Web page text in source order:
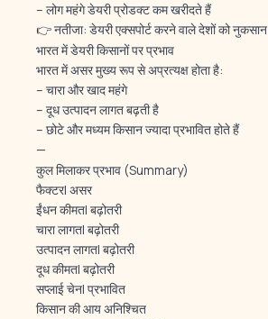
– लोग महंगे डेयरी प्रोडक्ट कम खरीदते हैं
👉 नतीजा: डेयरी एक्सपोर्ट करने वाले देशों को नुकसान
भारत में डेयरी किसानों पर प्रभाव
भारत में असर मुख्य रूप से अप्रत्यक्ष होता है:
– चारा और खाद महंगे
– दूध उत्पादन लागत बढ़ती है
– छोटे और मध्यम किसान ज्यादा प्रभावित होते हैं
—
कुल मिलाकर प्रभाव (Summary)
फैक्टर| असर
ईंधन कीमत| बढ़ोतरी
चारा लागत| बढ़ोतरी
उत्पादन लागत| बढ़ोतरी
दूध कीमत| बढ़ोतरी
सप्लाई चेन| प्रभावित
किसान की आय अनिश्चित